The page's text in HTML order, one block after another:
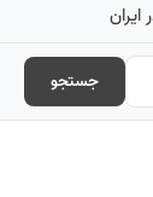
جستجو